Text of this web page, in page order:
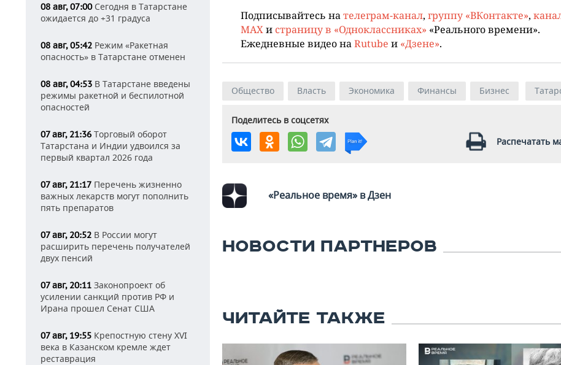
08 авг, 07:00Сегодня в Татарстане
ожидается до +31 градуса
08 авг, 05:42 Режим «Ракетная
опасность» в Татарстане отменен
08 авг, 04:53 В Татарстане введены
режимы ракетной и беспилотной
опасностей
07 авг, 21:36 Торговый оборот
Татарстана и Индии удвоился за
первый квартал 2026 года
07 авг, 21:17 Перечень жизненно
важных лекарств могут пополнить
пять препаратов
07 авг, 20:52 В России могут
расширить перечень получателей
двух пенсий
07 авг, 20:11 Законопроект об
усилении санкций против РФ и
Ирана прошел Сенат США
07 авг, 19:55 Крепостную стену XVI
века в Казанском кремле ждет
реставрация
Подписывайтесь нателеграм-канал, группу «ВКонтакте»,
MAXи страницу в «Одноклассниках» «Реального времени».
Ежедневные видео наRutube и «Дзене».
Общество Власть Экономика Финансы Бизнес
Поделитесь в соцсетях
Распечатать
«Реальное время» в Дзен
НОВОСТИ ПАРТНЕРОВ
ЧИТАЙТЕ ТАКЖЕ